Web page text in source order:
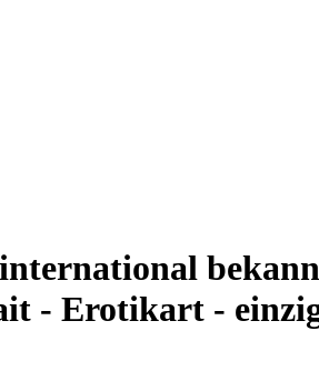
- Erotikart -